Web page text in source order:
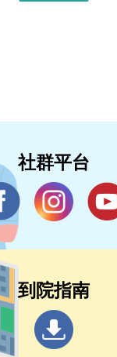
社群平台
到院指南